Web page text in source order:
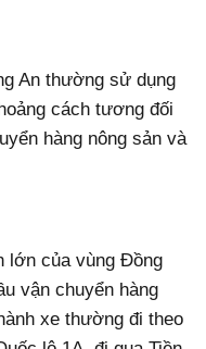
An thường sử dụng
cách tương đối
hàng nông sản và
lớn của vùng Đồng
vận chuyển hàng
xe thường đi theo